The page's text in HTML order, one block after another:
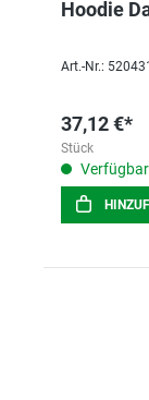
Art.-Nr.:
37,12 €*
Stück